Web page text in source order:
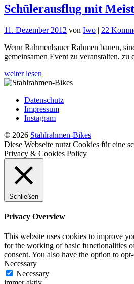
Schülerausflug mit
11. Dezember 2012 von Iwo | 22
Wenn Rahmenbauer Rahmen bauen,
gemeinsamen Event zu veranstalten,
weiter lesen
Datenschutz
Impressum
Instagram
© 2026 Stahlrahmen-Bikes
Diese Webseite nutzt Cookies für eine
Privacy & Cookies Policy
Schließen
Privacy Overview
This website uses cookies to improve
for the working of basic functionalities
consent. You also have the option to
Necessary
Necessary